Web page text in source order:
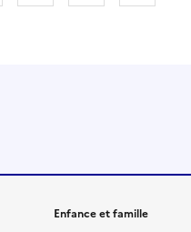
Enfance et famille